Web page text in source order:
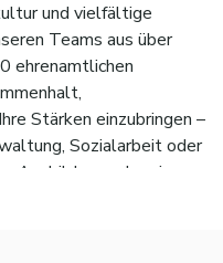
und vielfältige
Teams aus über
ehrenamtlichen
Stärken einzubringen –
Sozialarbeit oder
Ausbildung oder eines